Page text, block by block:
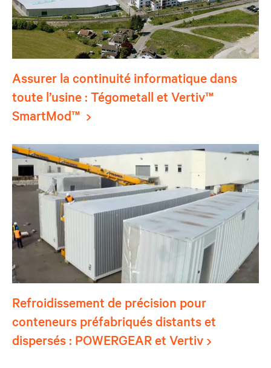
Assurer la continuité informatique dans
toute l’usine : Tégometall et Vertiv™
SmartMod™
Refroidissement de précision pour
conteneurs préfabriqués distants et
dispersés : POWERGEAR et Vertiv